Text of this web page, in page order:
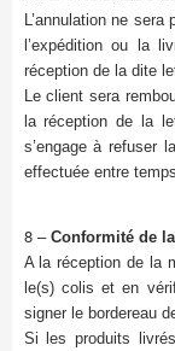
L’annulation ne
l’expédition ou la
réception de la dite
Le client sera
la réception de la
s’engage à refuser
effectuée entre
8 – Conformité de
A la réception de la
le(s) colis et en
signer le bordereau
Si les produits